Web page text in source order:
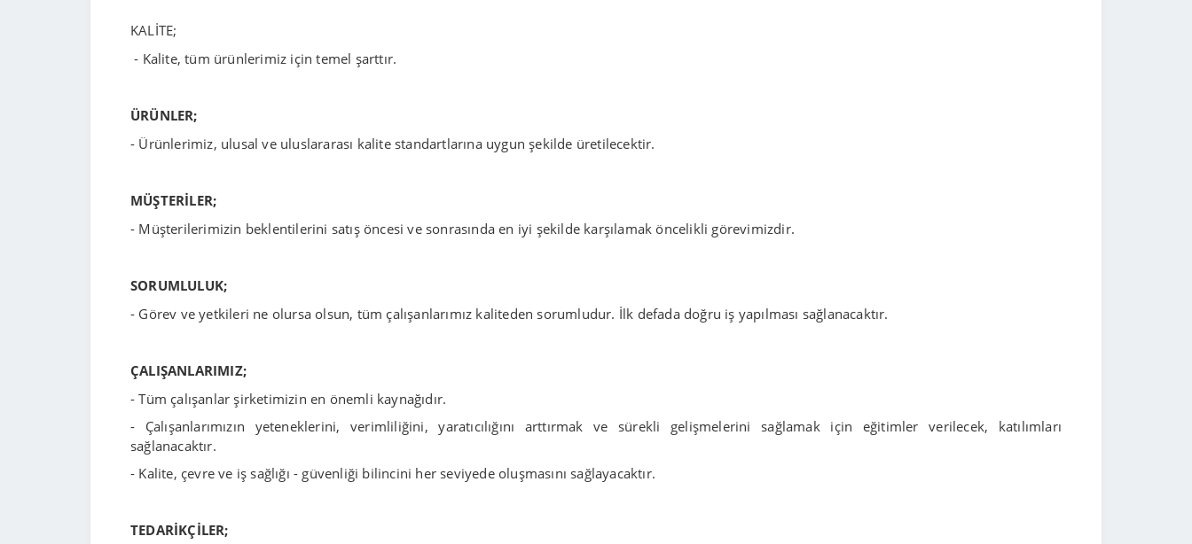
KALİTE;
- Kalite, tüm ürünlerimiz için temel şarttır.
ÜRÜNLER;
- Ürünlerimiz, ulusal ve uluslararası kalite standartlarına uygun şekilde üretilecektir.
MÜŞTERİLER;
- Müşterilerimizin beklentilerini satış öncesi ve sonrasında en iyi şekilde karşılamak öncelikli görevimizdir.
SORUMLULUK;
- Görev ve yetkileri ne olursa olsun, tüm çalışanlarımız kaliteden sorumludur. İlk defada doğru iş yapılması sağlanacaktır.
ÇALIŞANLARIMIZ;
- Tüm çalışanlar şirketimizin en önemli kaynağıdır.
- Çalışanlarımızın yeteneklerini, verimliliğini, yaratıcılığını arttırmak ve sürekli gelişmelerini sağlamak için eğitimler verilecek, katılımları
sağlanacaktır.
- Kalite, çevre ve iş sağlığı - güvenliği bilincini her seviyede oluşmasını sağlayacaktır.
TEDARİKÇİLER;